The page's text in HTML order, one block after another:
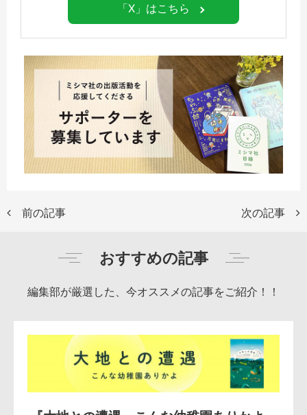
「X」はこちら
前の記事 次の記事
おすすめの記事
編集部が厳選した、今オススメの記事をご紹介！！